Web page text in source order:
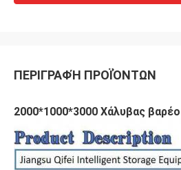
ΠΕΡΙΓΡΑΦΉ ΠΡΟΪΌΝΤΩΝ
2000*1000*3000 Χάλυβας